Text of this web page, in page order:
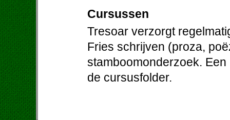
Cursussen
Tresoar verzorgt
Fries schrijven (proza,
stamboomonderzoek.
de cursusfolder.